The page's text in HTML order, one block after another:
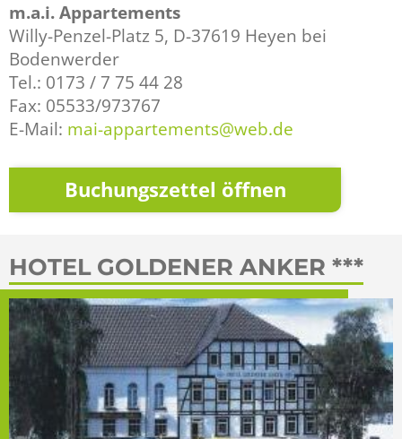
m.a.i. Appartements
Willy-Penzel-Platz 5, D-37619 Heyen bei
Bodenwerder
Tel.: 0173 / 7 75 44 28
Fax: 05533/973767
E-Mail: mai-appartements@web.de
Buchungszettel öffnen
HOTEL GOLDENER ANKER ***